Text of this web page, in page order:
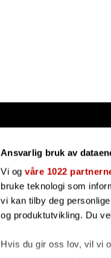
Ansvarlig bruk av
Vi ogvåre 1022
bruke teknologi som
vi kan tilby deg
og produktutvikling. Du
Hvis du gir oss lov, vil vi